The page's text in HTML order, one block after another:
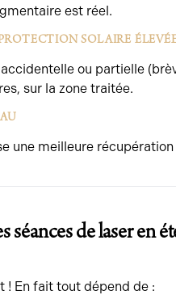
est réel.
SOLAIRE
accidentelle ou partielle
sur la zone traitée.
une meilleure
séances de laser en
! En fait tout dépend de :